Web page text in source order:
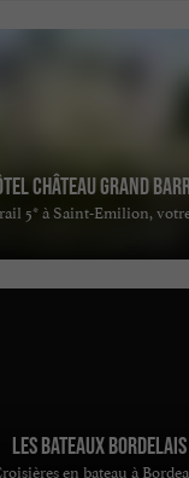
Château Grand
5* à Saint-Emilion,
Les Bateaux Bordelais
en bateau à